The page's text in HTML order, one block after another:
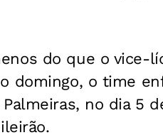
do que o vice-
domingo, o time
no dia 5